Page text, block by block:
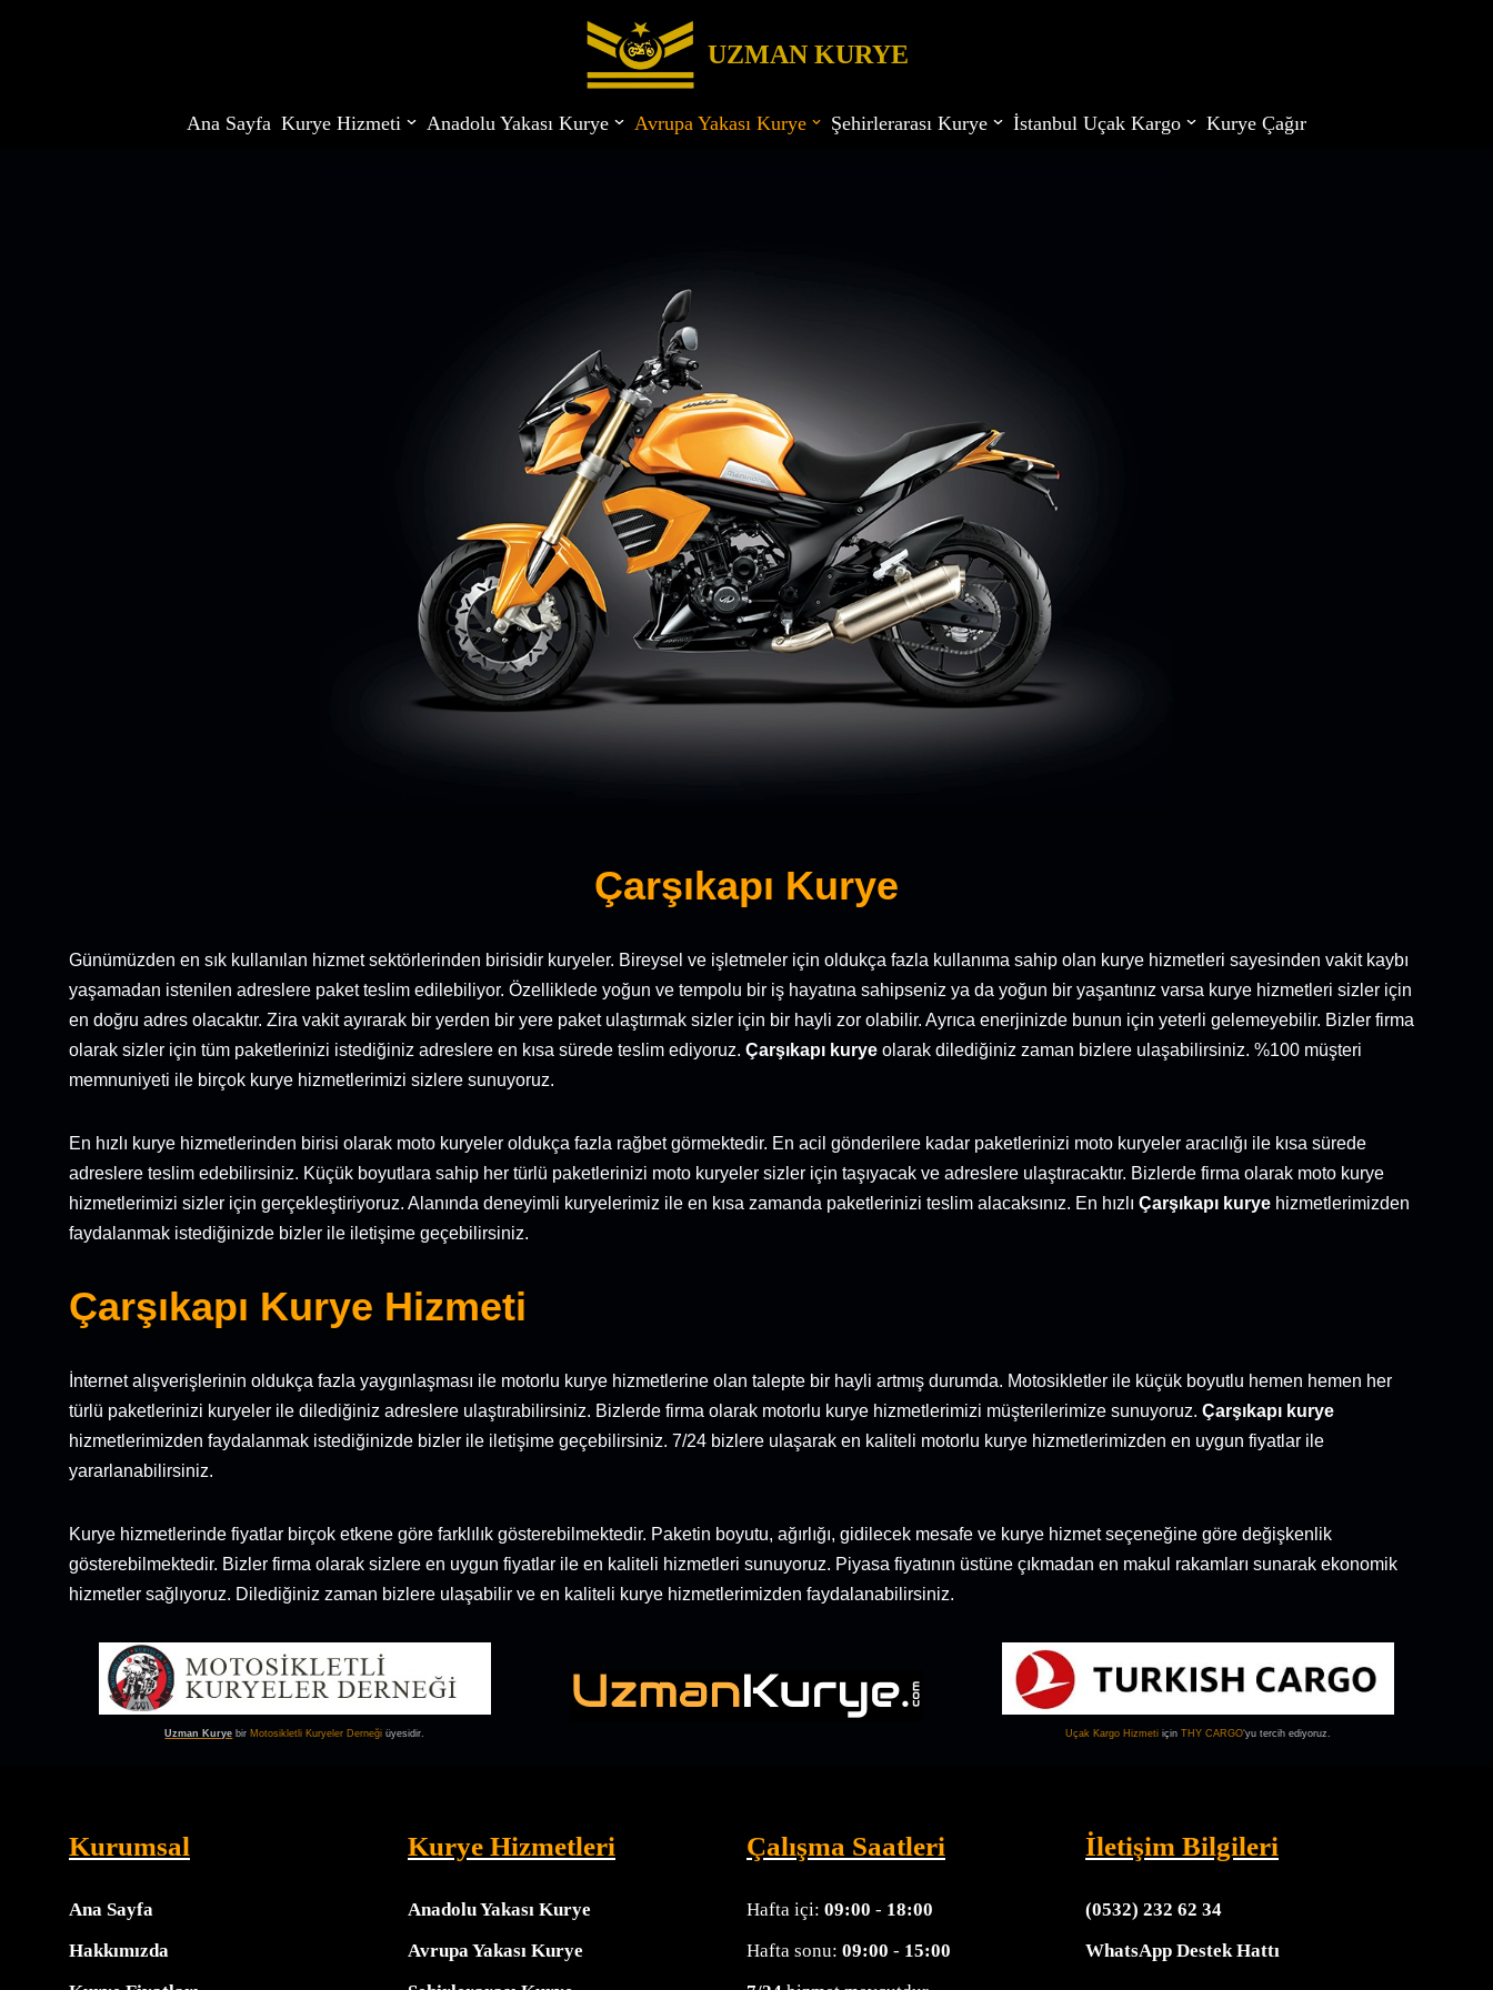
UZMAN KURYE
Ana Sayfa Kurye Hizmeti Anadolu Yakası Kurye Avrupa Yakası Kurye Şehirlerarası Kurye İstanbul Uçak Kargo Kurye Çağır
Çarşıkapı Kurye
Günümüzden en sık kullanılan hizmet sektörlerinden birisidir kuryeler. Bireysel ve işletmeler için oldukça fazla kullanıma sahip olan kurye hizmetleri sayesinden vakit kaybı
yaşamadan istenilen adreslere paket teslim edilebiliyor. Özelliklede yoğun ve tempolu bir iş hayatına sahipseniz ya da yoğun bir yaşantınız varsa kurye hizmetleri sizler için
en doğru adres olacaktır. Zira vakit ayırarak bir yerden bir yere paket ulaştırmak sizler için bir hayli zor olabilir. Ayrıca enerjinizde bunun için yeterli gelemeyebilir. Bizler firma
olarak sizler için tüm paketlerinizi istediğiniz adreslere en kısa sürede teslim ediyoruz. Çarşıkapı kurye olarak dilediğiniz zaman bizlere ulaşabilirsiniz. %100 müşteri
memnuniyeti ile birçok kurye hizmetlerimizi sizlere sunuyoruz.
En hızlı kurye hizmetlerinden birisi olarak moto kuryeler oldukça fazla rağbet görmektedir. En acil gönderilere kadar paketlerinizi moto kuryeler aracılığı ile kısa sürede
adreslere teslim edebilirsiniz. Küçük boyutlara sahip her türlü paketlerinizi moto kuryeler sizler için taşıyacak ve adreslere ulaştıracaktır. Bizlerde firma olarak moto kurye
hizmetlerimizi sizler için gerçekleştiriyoruz. Alanında deneyimli kuryelerimiz ile en kısa zamanda paketlerinizi teslim alacaksınız. En hızlı Çarşıkapı kurye hizmetlerimizden
faydalanmak istediğinizde bizler ile iletişime geçebilirsiniz.
Çarşıkapı Kurye Hizmeti
İnternet alışverişlerinin oldukça fazla yaygınlaşması ile motorlu kurye hizmetlerine olan talepte bir hayli artmış durumda. Motosikletler ile küçük boyutlu hemen hemen her
türlü paketlerinizi kuryeler ile dilediğiniz adreslere ulaştırabilirsiniz. Bizlerde firma olarak motorlu kurye hizmetlerimizi müşterilerimize sunuyoruz. Çarşıkapı kurye
hizmetlerimizden faydalanmak istediğinizde bizler ile iletişime geçebilirsiniz. 7/24 bizlere ulaşarak en kaliteli motorlu kurye hizmetlerimizden en uygun fiyatlar ile
yararlanabilirsiniz.
Kurye hizmetlerinde fiyatlar birçok etkene göre farklılık gösterebilmektedir. Paketin boyutu, ağırlığı, gidilecek mesafe ve kurye hizmet seçeneğine göre değişkenlik
gösterebilmektedir. Bizler firma olarak sizlere en uygun fiyatlar ile en kaliteli hizmetleri sunuyoruz. Piyasa fiyatının üstüne çıkmadan en makul rakamları sunarak ekonomik
hizmetler sağlıyoruz. Dilediğiniz zaman bizlere ulaşabilir ve en kaliteli kurye hizmetlerimizden faydalanabilirsiniz.
Uzman Kurye bir Motosikletli Kuryeler Derneği üyesidir. Uçak Kargo Hizmeti içinTHY CARGO‘yu tercih ediyoruz.
Kurumsal
Ana Sayfa
Hakkımızda
Kurye Hizmetleri
Anadolu Yakası Kurye
Avrupa Yakası Kurye
Çalışma Saatleri
Hafta içi: 09:00 - 18:00
Hafta sonu: 09:00 - 15:00
İletişim Bilgileri
(0532) 232 62 34
WhatsApp Destek Hattı